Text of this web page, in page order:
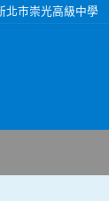
北市崇光高級中學